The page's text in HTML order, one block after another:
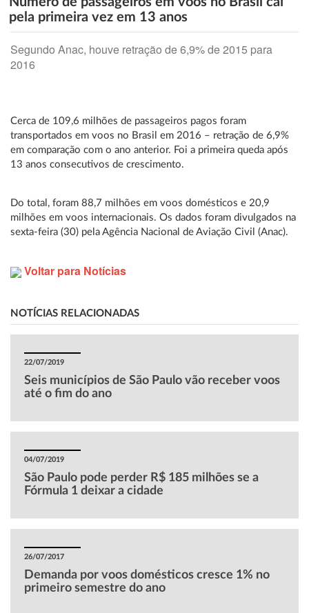
pela primeira vez em 13 anos
Segundo Anac, houve retração de 6,9% de 2015 para
2016
Cerca de 109,6 milhões de passageiros pagos foram
transportados em voos no Brasil em 2016 – retração de 6,9%
em comparação com o ano anterior. Foi a primeira queda após
13 anos consecutivos de crescimento.
Do total, foram 88,7 milhões em voos domésticos e 20,9
milhões em voos internacionais. Os dados foram divulgados na
sexta-feira (30) pela Agência Nacional de Aviação Civil (Anac).
Voltar para Notícias
NOTÍCIAS RELACIONADAS
22/07/2019
Seis municípios de São Paulo vão receber voos
até o fim do ano
04/07/2019
São Paulo pode perder R$ 185 milhões se a
Fórmula 1 deixar a cidade
26/07/2017
Demanda por voos domésticos cresce 1% no
primeiro semestre do ano